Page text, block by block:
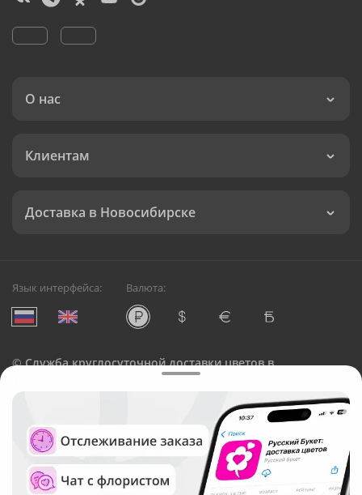
О нас
Клиентам
Доставка в Новосибирске
Язык интерфейса: Валюта:
©Служба круглосуточной доставки цветов в
Русский Букет, 2026
Общество с ограниченной ответственностью «Технология»
ОГРН: 1195476081745, ИНН: 5410081997
Юридический адрес: г. Новосибирск, ул. Ипподромская,
д.42, оф. 3